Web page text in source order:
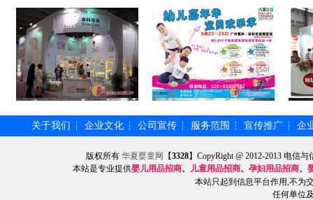
关于我们 ┆ 企业文化 ┆ 公司宣传 ┆ 服务范围 ┆ 宣传推广 ┆ 企
版权所有华夏婴童网 【3328】CopyRight @ 2012-2013 电信
本站是专业提供婴儿用品招商、 儿童用品招商、 孕妇用品招商、
本站只起到信息平台作用,不为
任何单位